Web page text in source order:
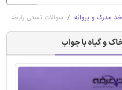
مدرک و پروانه سوالات تستی رابطه
و گیاه با جواب